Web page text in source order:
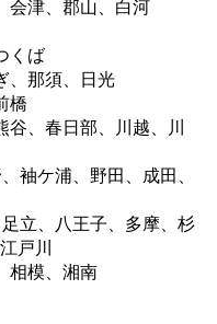
会津、郡山、白河
くば
、那須、日光
橋
谷、春日部、川越、川
袖ケ浦、野田、成田、
立、八王子、多摩、杉
戸川
相模、湘南